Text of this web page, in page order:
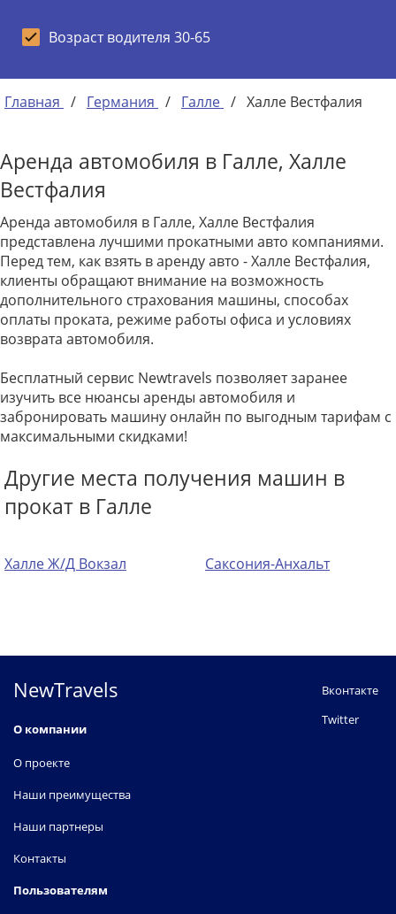
Возраст водителя 30-65
Главная / Германия / Галле / Халле Вестфалия
Аренда автомобиля в Галле, Халле
Вестфалия
Аренда автомобиля в Галле, Халле Вестфалия
представлена лучшими прокатными авто компаниями.
Перед тем, как взять в аренду авто - Халле Вестфалия,
клиенты обращают внимание на возможность
дополнительного страхования машины, способах
оплаты проката, режиме работы офиса и условиях
возврата автомобиля.
Бесплатный сервис Newtravels позволяет заранее
изучить все нюансы аренды автомобиля и
забронировать машину онлайн по выгодным тарифам с
максимальными скидками!
Другие места получения машин в
прокат в Галле
Халле Ж/Д Вокзал Саксония-Анхальт
NewTravels
О компании
О проекте
Наши преимущества
Наши партнеры
Контакты
Пользователям
Вконтакте
Twitter